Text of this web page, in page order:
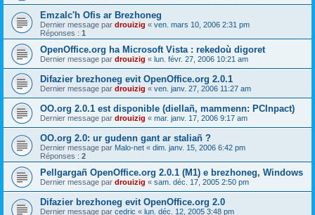
Emzalc'h Ofis ar Brezhoneg
Dernier message par drouizig « ven. mars 10, 2006 2:31 pm
Réponses : 1
OpenOffice.org ha Microsoft Vista : rekedoù digoret
Dernier message par drouizig « lun. févr. 27, 2006 10:21 am
Difazier brezhoneg evit OpenOffice.org 2.0.1
Dernier message par drouizig « ven. janv. 27, 2006 11:27 am
OO.org 2.0.1 est disponible (diellañ, mammenn: PCInpact)
Dernier message par drouizig « mar. janv. 17, 2006 9:17 am
OO.org 2.0: ur gudenn gant ar staliañ ?
Dernier message par Malo-net « dim. janv. 15, 2006 6:42 pm
Réponses : 2
Pellgargañ OpenOffice.org 2.0.1 (M1) e brezhoneg, Windows
Dernier message par drouizig « sam. déc. 17, 2005 2:50 pm
Difazier brezhoneg evit OpenOffice.org 2.0
Dernier message par cedric « lun. déc. 12, 2005 3:48 pm